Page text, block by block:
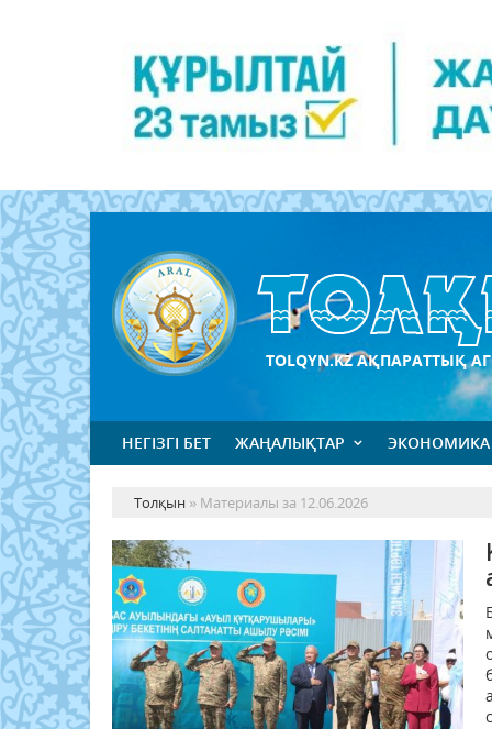
TOLQYN.KZ АҚПАРАТТЫҚ
НЕГІЗГІ БЕТ ЖАҢАЛЫҚТАР ЭКОНОМИКА
Толқын » Материалы за 12.06.2026